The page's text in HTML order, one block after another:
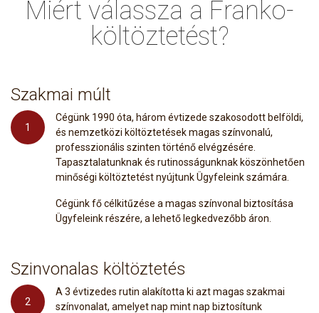
Miért válassza a Franko-
költöztetést?
Szakmai múlt
1
Cégünk 1990 óta, három évtizede szakosodott belföldi,
és nemzetközi költöztetések magas színvonalú,
professzionális szinten történő elvégzésére.
Tapasztalatunknak és rutinosságunknak köszönhetően
minőségi költöztetést nyújtunk Ügyfeleink számára.
Cégünk fő célkitűzése a magas színvonal biztosítása
Ügyfeleink részére, a lehető legkedvezőbb áron.
Szinvonalas költöztetés
2
A 3 évtizedes rutin alakította ki azt magas szakmai
színvonalat, amelyet nap mint nap biztosítunk